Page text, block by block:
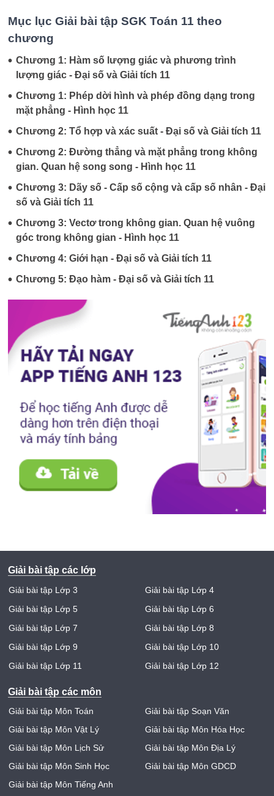
Mục lục Giải bài tập SGK Toán 11 theo
chương
• Chương 1: Hàm số lượng giác và phương trình
lượng giác - Đại số và Giải tích 11
• Chương 1: Phép dời hình và phép đồng dạng trong
mặt phẳng - Hình học 11
• Chương 2: Tổ hợp và xác suất - Đại số và Giải tích 11
• Chương 2: Đường thẳng và mặt phẳng trong không
gian. Quan hệ song song - Hình học 11
• Chương 3: Dãy số - Cấp số cộng và cấp số nhân - Đại
số và Giải tích 11
• Chương 3: Vectơ trong không gian. Quan hệ vuông
góc trong không gian - Hình học 11
• Chương 4: Giới hạn - Đại số và Giải tích 11
• Chương 5: Đạo hàm - Đại số và Giải tích 11
Giải bài tập các lớp
Giải bài tập Lớp 3
Giải bài tập Lớp 4
Giải bài tập Lớp 5
Giải bài tập Lớp 6
Giải bài tập Lớp 7
Giải bài tập Lớp 8
Giải bài tập Lớp 9
Giải bài tập Lớp 10
Giải bài tập Lớp 11
Giải bài tập Lớp 12
Giải bài tập các môn
Giải bài tập Môn Toán
Giải bài tập Soạn Văn
Giải bài tập Môn Vật Lý
Giải bài tập Môn Hóa Học
Giải bài tập Môn Lịch Sử
Giải bài tập Môn Địa Lý
Giải bài tập Môn Sinh Học
Giải bài tập Môn GDCD
Giải bài tập Môn Tiếng Anh